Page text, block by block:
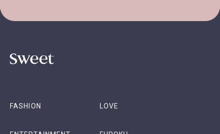
FASHION LOVE